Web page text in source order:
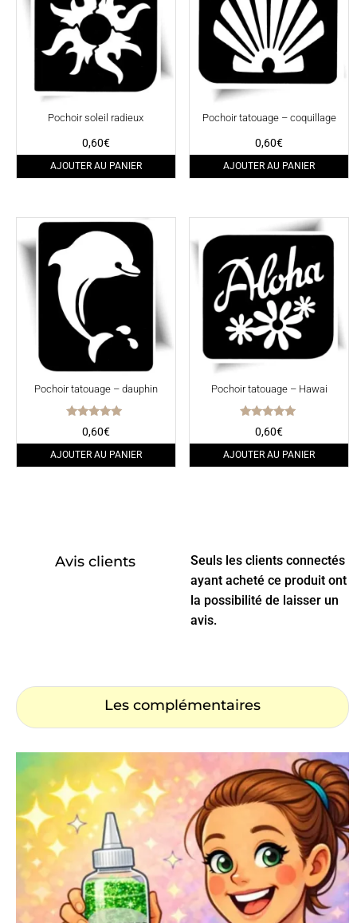
Pochoir soleil radieux
0,60€
AJOUTER AU PANIER
Pochoir tatouage – coquillage
0,60€
AJOUTER AU PANIER
Pochoir tatouage – dauphin
Note
5.00
sur 5
0,60€
AJOUTER AU PANIER
Pochoir tatouage – Hawai
Note
5.00
sur 5
0,60€
AJOUTER AU PANIER
Avis clients
Seuls les clients connectés
ayant acheté ce produit ont
la possibilité de laisser un
avis.
Les complémentaires